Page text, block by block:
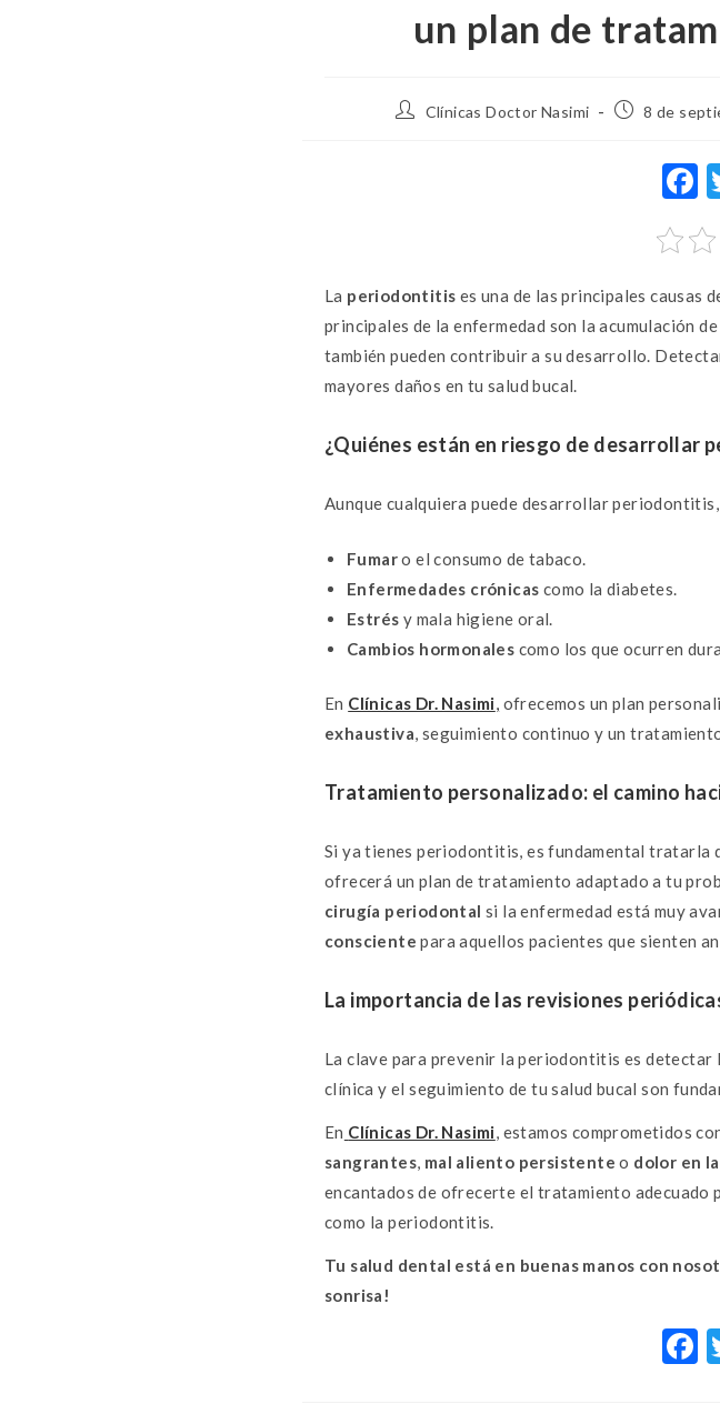
un plan de
Clínicas Doctor Nasimi 8 de
ac
La periodontitis es una de las principales causas
principales de la enfermedad son la acumulación
también pueden contribuir a su desarrollo.
mayores daños en tu salud bucal.
¿Quiénes están en riesgo de desarrollar
Aunque cualquiera puede desarrollar
Fumaro el consumo de tabaco.
Enfermedades crónicas como la diabetes.
Estrés y mala higiene oral.
Cambios hormonales como los que ocurren
En Clínicas Dr. Nasimi, ofrecemos un plan
exhaustiva, seguimiento continuo y un
Tratamiento personalizado: el camino
Si ya tienes periodontitis, es fundamental tratarla
ofrecerá un plan de tratamiento adaptado a tu
cirugía periodontal si la enfermedad está muy
consciente para aquellos pacientes que sienten
La importancia de las revisiones
La clave para prevenir la periodontitis es detectar
clínica y el seguimiento de tu salud bucal son
En Clínicas Dr. Nasimi, estamos comprometidos
sangrantes, mal aliento persistente o dolor en
encantados de ofrecerte el tratamiento adecuado
como la periodontitis.
Tu salud dental está en buenas manos con
sonrisa!